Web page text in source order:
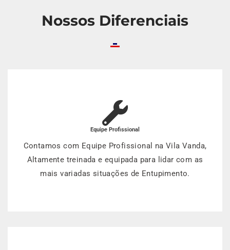
Nossos Diferenciais
Equipe Profissional
Contamos com Equipe Profissional na Vila Vanda,
Altamente treinada e equipada para lidar com as
mais variadas situações de Entupimento.